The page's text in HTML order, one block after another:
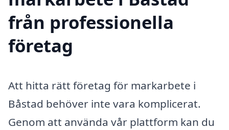
från professionella
företag
Att hitta rätt företag för markarbete i
Båstad behöver inte vara komplicerat.
Genom att använda vår plattform kan du